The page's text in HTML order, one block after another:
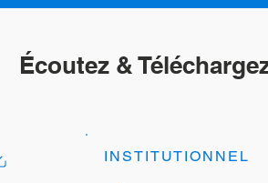
Écoutez &
INSTITUTIONNEL